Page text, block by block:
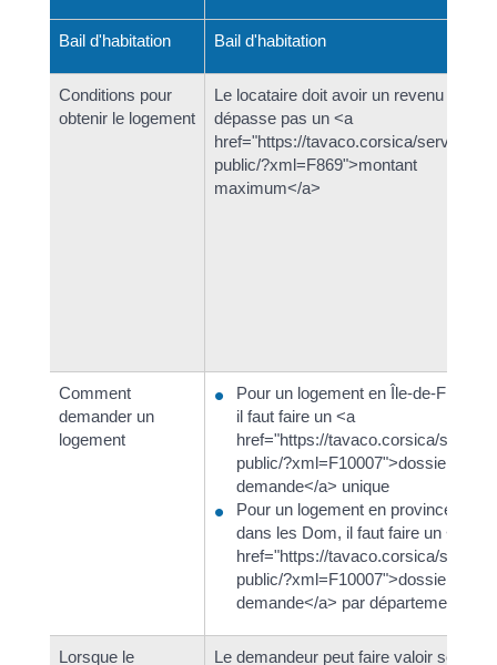
Bail d'habitation Bail d'habitation
Conditions pour
obtenir le logement
Le locataire doit avoir un revenu qui ne
dépasse pas un <a
href="https://tavaco.corsica/service-
public/?xml=F869">montant
maximum</a>
Comment
demander un
logement
Pour un logement en Île-de-France,
il faut faire un <a
href="https://tavaco.corsica/service-
public/?xml=F10007">dossier de
demande</a> unique
Pour un logement en province ou
dans les Dom, il faut faire un <a
href="https://tavaco.corsica/service-
public/?xml=F10007">dossier de
demande</a> par département
Lorsque le Le demandeur peut faire valoir son <a